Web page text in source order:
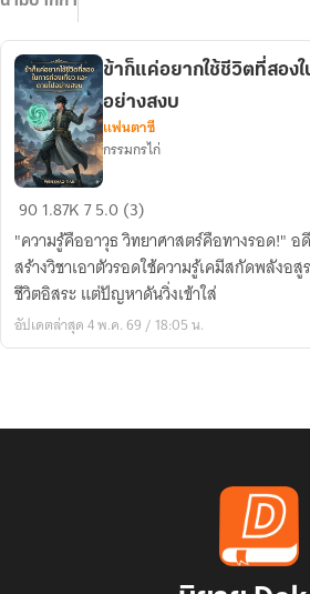
ข้า
แค่
อยาก
ใช้
ชีวิต
ข้าก็แค่อยากใช้ชีวิตที่สอง
อย่างสงบ
แฟนตาซี
กรรมกรไก่
901.87K75.0 (3)
"ความรู้คืออาวุธ วิทยาศาสตร์คือทางรอด!"
สร้างวิชาเอาตัวรอดใช้ความรู้เคมีสกัดพลังอ
ชีวิตอิสระ แต่ปัญหาดันวิ่งเข้าใส่
อัปเดตล่าสุด 4 พ.ค. 69 / 18:05 น.